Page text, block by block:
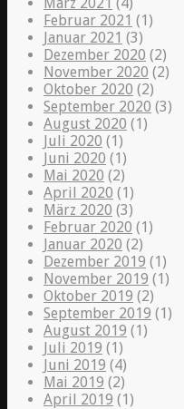
März 2021 (4)
Februar 2021 (1)
Januar 2021 (3)
Dezember 2020 (2)
November 2020 (2)
Oktober 2020 (2)
September 2020 (3)
August 2020 (1)
Juli 2020 (1)
Juni 2020 (1)
Mai 2020 (2)
April 2020 (1)
März 2020 (3)
Februar 2020 (1)
Januar 2020 (2)
Dezember 2019 (1)
November 2019 (1)
Oktober 2019 (2)
September 2019 (1)
August 2019 (1)
Juli 2019 (1)
Juni 2019 (4)
Mai 2019 (2)
April 2019 (1)